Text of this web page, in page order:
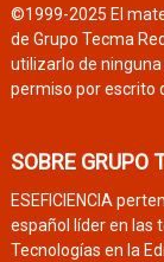
©1999-2025 El
de Grupo Tecma
utilizarlo de
permiso por escrito
SOBRE GRUPO
ESEFICIENCIA
español líder en las
Tecnologías en la